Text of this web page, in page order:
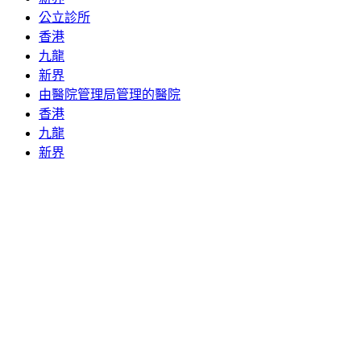
公立診所
香港
九龍
新界
由醫院管理局管理的醫院
香港
九龍
新界